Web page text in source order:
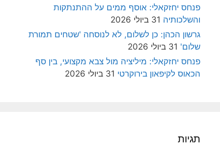
פנחס יחזקאלי: אוסף ממים על ההתנתקות
והשלכותיה 31 ביולי 2026
גרשון הכהן: כן לשלום, לא לנוסחה 'שטחים תמורת
שלום' 31 ביולי 2026
פנחס יחזקאלי: מיליציה מול צבא מקצועי, בין סף
הכאוס לקיפאון בירוקרטי 31 ביולי 2026
תגיות